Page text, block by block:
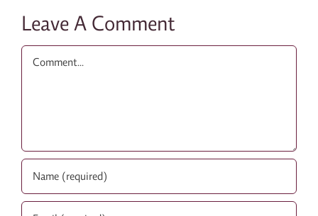
Leave A Comment